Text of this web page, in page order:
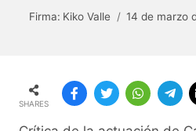
Firma: Kiko Valle 14 de marzo
SHARES